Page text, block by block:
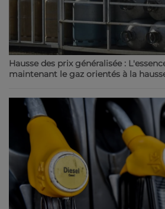
Hausse des prix généralisée :
maintenant le gaz orientés à la